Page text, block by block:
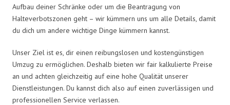
Aufbau deiner Schränke oder um die Beantragung von
Halteverbotszonen geht – wir kümmern uns um alle Details, damit
du dich um andere wichtige Dinge kümmern kannst.
Unser Ziel ist es, dir einen reibungslosen und kostengünstigen
Umzug zu ermöglichen. Deshalb bieten wir fair kalkulierte Preise
an und achten gleichzeitig auf eine hohe Qualität unserer
Dienstleistungen. Du kannst dich also auf einen zuverlässigen und
professionellen Service verlassen.